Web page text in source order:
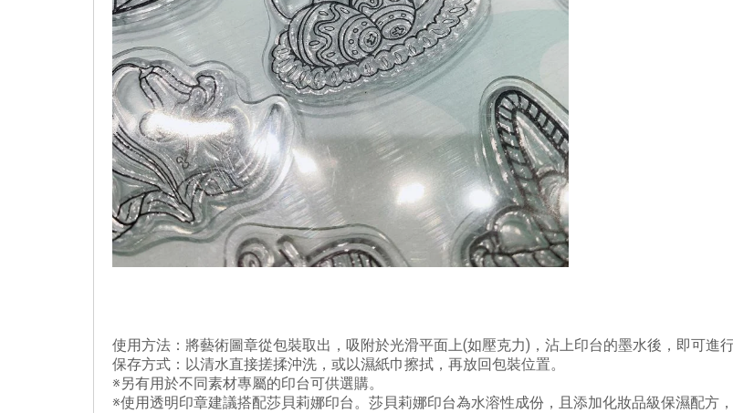
使用方法：將藝術圖章從包裝取出，吸附於光滑平面上(如壓克力)，沾上印台的墨水後，即可進
保存方式：以清水直接搓揉沖洗，或以濕紙巾擦拭，再放回包裝位置。
※另有用於不同素材專屬的印台可供選購。
※使用透明印章建議搭配莎貝莉娜印台。莎貝莉娜印台為水溶性成份，且添加化妝品級保濕配方